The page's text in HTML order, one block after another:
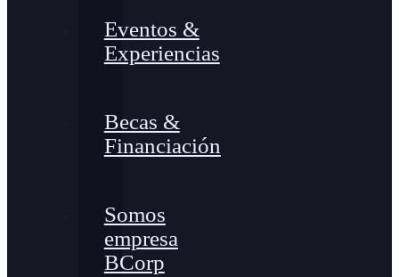
Eventos &
Experiencias
Becas &
Financiación
Somos
empresa
BCorp